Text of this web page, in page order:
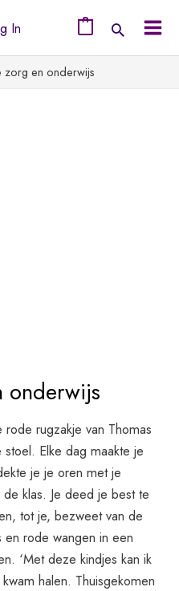
In
zorg en onderwijs
onderwijs
rugzakje van Thomas
Elke dag maakte je
je je oren met je
klas. Je deed je best te
tot je, bezweet van de
en rode wangen in een
‘Met deze kindjes kan ik
halen. Thuisgekomen